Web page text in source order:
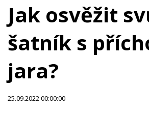
Jak osvěžit
šatník s
jara?
25.09.2022 00:00:00